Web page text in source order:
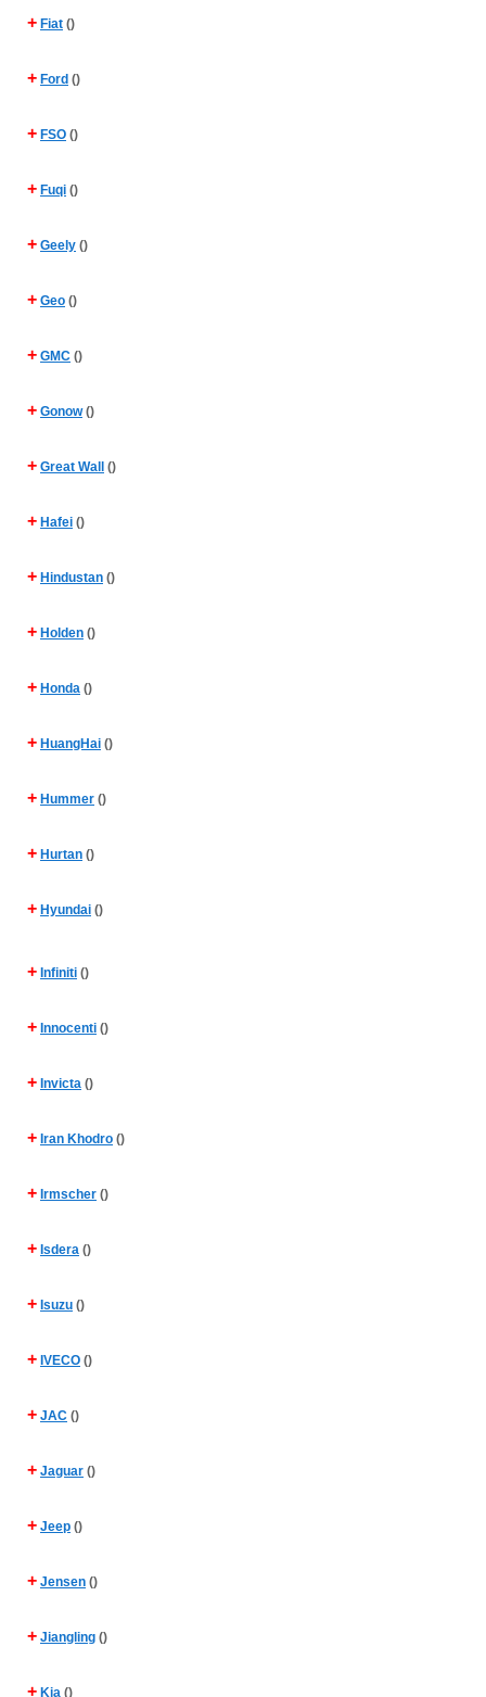
+ Fiat ()
+ Ford ()
+ FSO ()
+ Fuqi ()
+ Geely ()
+ Geo ()
+ GMC ()
+ Gonow()
+ Great Wall ()
+ Hafei ()
+ Hindustan ()
+ Holden ()
+ Honda ()
+ HuangHai ()
+ Hummer ()
+ Hurtan ()
+ Hyundai ()
+ Infiniti ()
+ Innocenti ()
+ Invicta ()
+ Iran Khodro ()
+ Irmscher ()
+ Isdera ()
+ Isuzu ()
+ IVECO ()
+ JAC ()
+ Jaguar ()
+ Jeep ()
+ Jensen ()
+ Jiangling ()
+ Kia ()